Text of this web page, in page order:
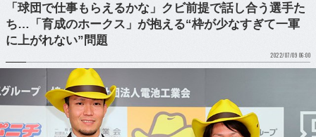
「球団で仕事もらえるかな」クビ前提で話し合う選手た
ち…「育成のホークス」が抱える“枠が少なすぎて一軍
に上がれない”問題
2022/07/09 06:00